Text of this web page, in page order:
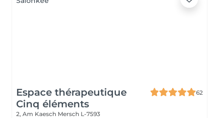
Espace thérapeutique
Cinq éléments
62
2, Am Kaesch Mersch L-7593